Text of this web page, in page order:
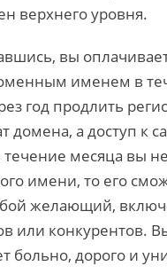
верхнего уровня.
вы
именем в
год продлить
домена, а доступ к
течение месяца вы
имени, то его
желающий,
или конкурентов.
больно, дорого и